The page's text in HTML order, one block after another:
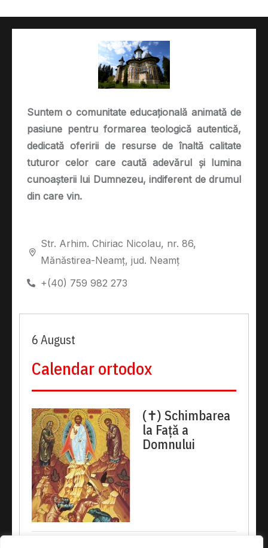
Suntem o comunitate educațională animată de
pasiune pentru formarea teologică autentică,
dedicată oferirii de resurse de înaltă calitate
tuturor celor care caută adevărul și lumina
cunoașterii lui Dumnezeu, indiferent de drumul
din care vin.
Str. Arhim. Chiriac Nicolau, nr. 86,
Mănăstirea-Neamț, jud. Neamț
+(40) 759 982 273
6 August
Calendar ortodox
(✝) Schimbarea
la Față a
Domnului